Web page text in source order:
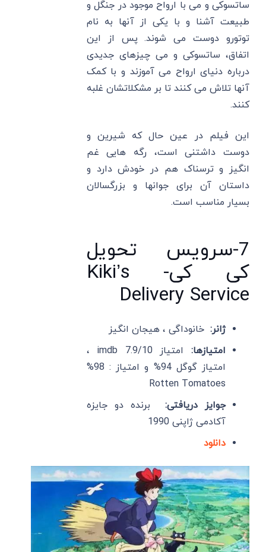
ساتسوکی و می با ارواح موجود در جنگل و
طبیعت آشنا و با یکی از آنها به نام
توتورو دوست می شوند. پس از این
اتفاق، ساتسوکی و می چیزهای جدیدی
درباره دنیای ارواح می آموزند و با کمک
آنها تلاش می کنند تا بر مشکلاتشان غلبه
کنند.
این فیلم در عین حال که شیرین و
دوست داشتنی است، رگه هایی غم
انگیز و ترسناک هم در خودش دارد و
داستان آن برای جوانها و بزرگسالان
بسیار مناسب است.
7-سرویس تحویل
کی کی- Kiki’s
Delivery Service
ژانر: خانوداگی ، هیجان انگیز
امتیازها:
امتیاز imdb 7.9/10 ،
امتیاز گوگل 94% و امتیاز : 98%
Rotten Tomatoes
جوایز دریافتی: برنده دو جایزه
آکادمی ژاپنی 1990
دانلود